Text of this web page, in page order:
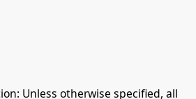
Unless otherwise specified, all